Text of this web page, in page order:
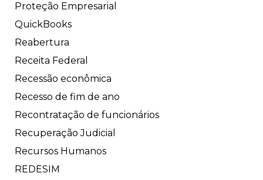
Proteção Empresarial
QuickBooks
Reabertura
Receita Federal
Recessão econômica
Recesso de fim de ano
Recontratação de funcionários
Recuperação Judicial
Recursos Humanos
REDESIM